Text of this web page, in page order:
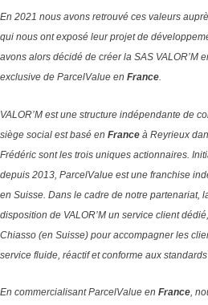
En 2021 nous avons retrouvé ces valeurs
qui nous ont exposé leur projet de
avons alors décidé de créer la SAS VALOR’M
exclusive de ParcelValue en France.
VALOR’M est une structure indépendante de
siège social est basé en France à Reyrieux
Frédéric sont les trois uniques actionnaires.
depuis 2013, ParcelValue est une franchise
en Suisse. Dans le cadre de notre partenariat,
disposition de VALOR’M un service client
Chiasso (en Suisse) pour accompagner les
service fluide, réactif et conforme aux
En commercialisant ParcelValue en France,